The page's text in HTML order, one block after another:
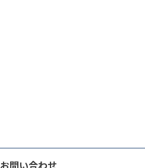
お問い合わせ